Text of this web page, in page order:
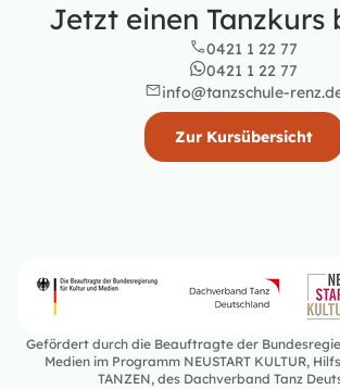
Jetzt einen Tanzkurs
0421 1 22 77
0421 1 22 77
info@tanzschule-
Zur Kursübersicht
Gefördert durch die Beauftragte der
Medien im Programm NEUSTART KULTUR,
TANZEN, des Dachverband Tanz